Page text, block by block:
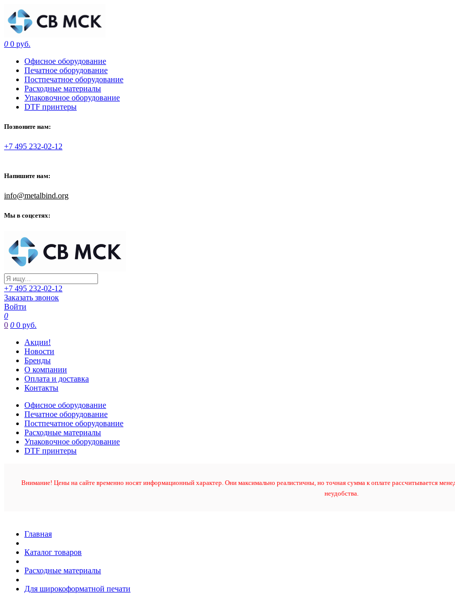
0 0 руб.
Офисное оборудование
Печатное оборудование
Постпечатное оборудование
Расходные материалы
Упаковочное оборудование
DTF принтеры
Позвоните нам:
+7 495 232-02-12
Напишите нам:
info@metalbind.org
Мы в соцсетях:
+7 495 232-02-12
Заказать звонок
Войти
0
0 0 0 руб.
Акции!
Новости
Бренды
О компании
Оплата и доставка
Контакты
Офисное оборудование
Печатное оборудование
Постпечатное оборудование
Расходные материалы
Упаковочное оборудование
DTF принтеры
Внимание! Цены на сайте временно носят информационный характер. Они максимально реалистичны, но точная сумма к оплате рассчитывается
неудобства.
Главная
Каталог товаров
Расходные материалы
Для широкоформатной печати